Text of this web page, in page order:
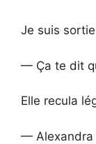
Je suis
— Ça te dit
Elle recula
— Alexandra